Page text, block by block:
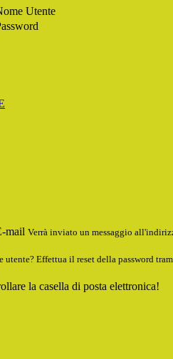
Utente
mail Verrà inviato un messaggio
utente? Effettua il reset della password
la casella di posta elettronica!